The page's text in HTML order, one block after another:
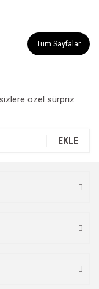
Tüm Sayfalar
özel sürpriz
EKLE